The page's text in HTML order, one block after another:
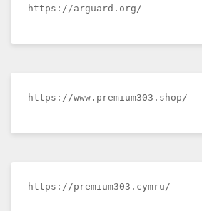
https://arguard.org/
https://www.premium303.shop/
https://premium303.cymru/